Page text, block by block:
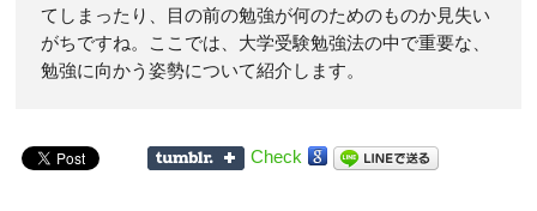
てしまったり、目の前の勉強が何のためのものか見失い
がちですね。ここでは、大学受験勉強法の中で重要な、
勉強に向かう姿勢について紹介します。
Check